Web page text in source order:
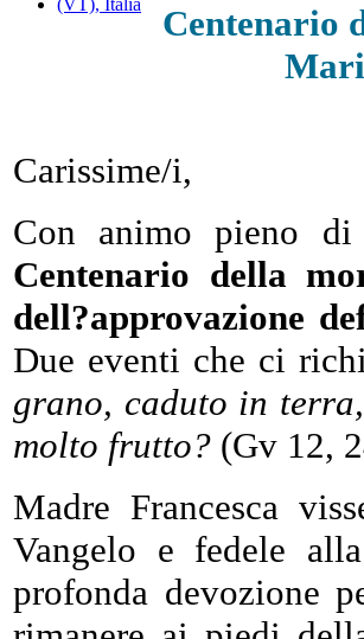
Centenario
Carissime/i,
Con animo pieno
Centenario della
dell?approvazione
Due eventi che ci
grano, caduto in
molto frutto? (Gv 12,
Madre Francesca
Vangelo e fedele
profonda devozione